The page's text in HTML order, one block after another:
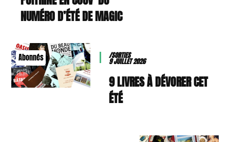
NUMÉRO D’ÉTÉ DE MAGIC
Abonnés /SORTIES
9 JUILLET 2026
9 LIVRES À DÉVORER CET
ÉTÉ